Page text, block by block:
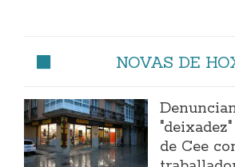
NOVAS DE
de Cee